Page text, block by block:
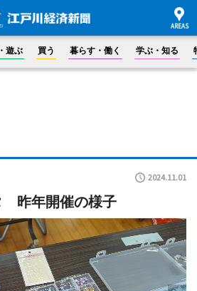
遊ぶ 買う 暮らす・働く 学ぶ・知る
2024.11.01
昨年開催の様子